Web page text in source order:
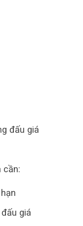
đấu giá
cần:
giá